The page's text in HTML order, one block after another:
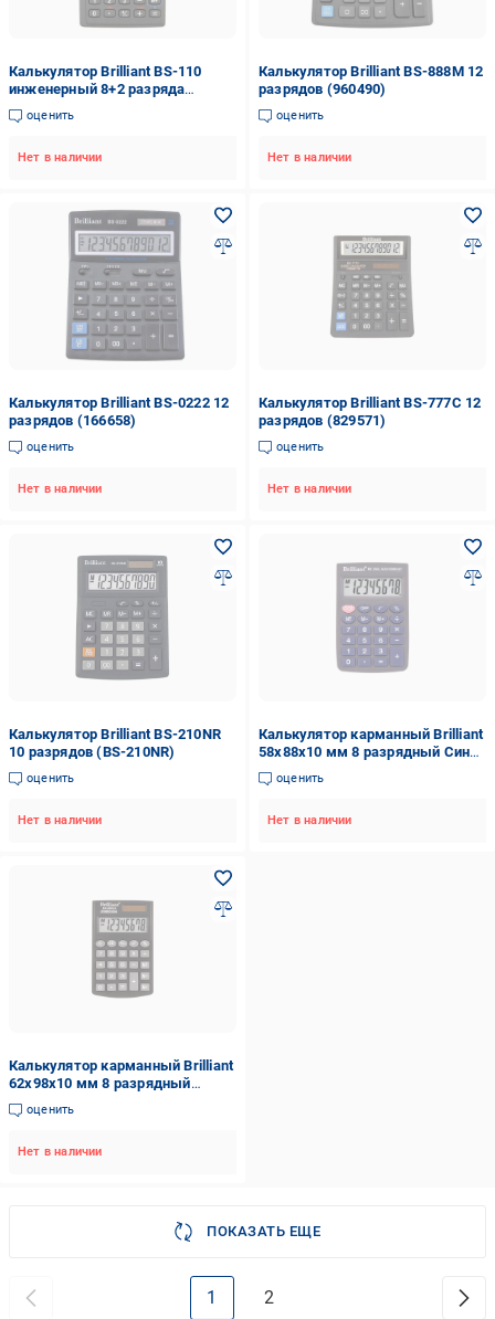
Калькулятор Brilliant BS-110
инженерный 8+2 разряда
(829576)
оценить
Нет в наличии
Калькулятор Brilliant BS-888М 12
разрядов (960490)
оценить
Нет в наличии
Калькулятор Brilliant BS-0222 12
разрядов (166658)
оценить
Нет в наличии
Калькулятор Brilliant BS-777C 12
разрядов (829571)
оценить
Нет в наличии
Калькулятор Brilliant BS-210NR
10 разрядов (BS-210NR)
оценить
Нет в наличии
Калькулятор карманный Brilliant
58х88х10 мм 8 разрядный Синий
(BS-100C)
оценить
Нет в наличии
Калькулятор карманный Brilliant
62х98х10 мм 8 разрядный
Черный (BS-200CX)
оценить
Нет в наличии
ПОКАЗАТЬ ЕЩЕ
1 2